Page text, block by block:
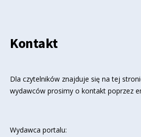
Kontakt
Dla czytelników znajduje się na tej
wydawców prosimy o kontakt poprzez
Wydawca portalu: